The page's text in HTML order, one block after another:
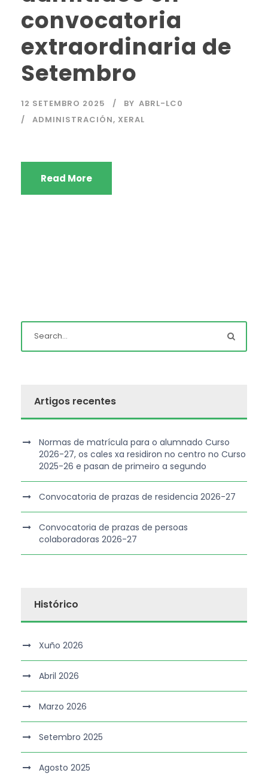
convocatoria
extraordinaria de
Setembro
12 SETEMBRO 2025 BY ABRL-LC0
ADMINISTRACIÓN, XERAL
Read More
Artigos recentes
Normas de matrícula para o alumnado Curso
2026-27, os cales xa residiron no centro no Curso
2025-26 e pasan de primeiro a segundo
Convocatoria de prazas de residencia 2026-27
Convocatoria de prazas de persoas
colaboradoras 2026-27
Histórico
Xuño 2026
Abril 2026
Marzo 2026
Setembro 2025
Agosto 2025